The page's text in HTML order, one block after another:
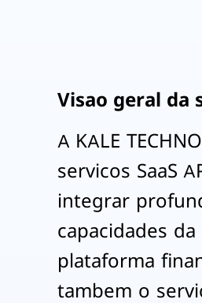
Visao geral da
A KALE
servicos SaaS
integrar
capacidades
plataforma
tambem o